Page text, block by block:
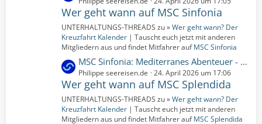
i
t
r
ä
g
e
t
z
t
e
B
e
i
t
r
ä
Wer geht wann auf MSC Sinfonia
UNTERHALTUNGS-THREADS zu »Wer geht wann? Der
Kreuzfahrt Kalender | Tauscht euch jetzt mit anderen
Mitgliedern aus und findet Mitfahrer aufMSC Sinfonia
L
e
t
z
t
e
MSC Sinfonia: Mediterranes Abenteuer - Von Katalonien zur Costa del Sol | 10 Nächte | 11.04.2027 bis 21.04.2027 (Sonntag, 11. April 2027, 00:00 – Mittwoch, 21. April 2027, 00:00)
Philippe seereisen.de 24. April 2026 um 17:06
Wer geht wann auf MSC Splendida
UNTERHALTUNGS-THREADS zu »Wer geht wann? Der
Kreuzfahrt Kalender | Tauscht euch jetzt mit anderen
Mitgliedern aus und findet Mitfahrer aufMSC Splendida